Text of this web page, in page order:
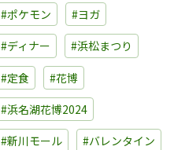
#ポケモン #ヨガ
#ディナー #浜松まつり
#定食 #花博
#浜名湖花博2024
#新川モール #バレンタイン